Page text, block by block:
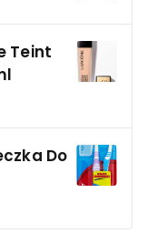
Teint
Do